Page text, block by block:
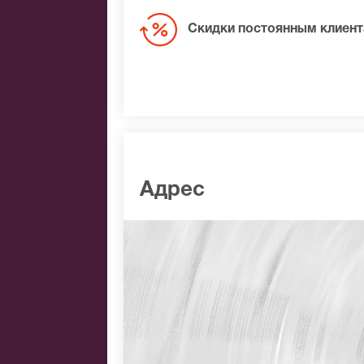
Скидки постоянным
Адрес